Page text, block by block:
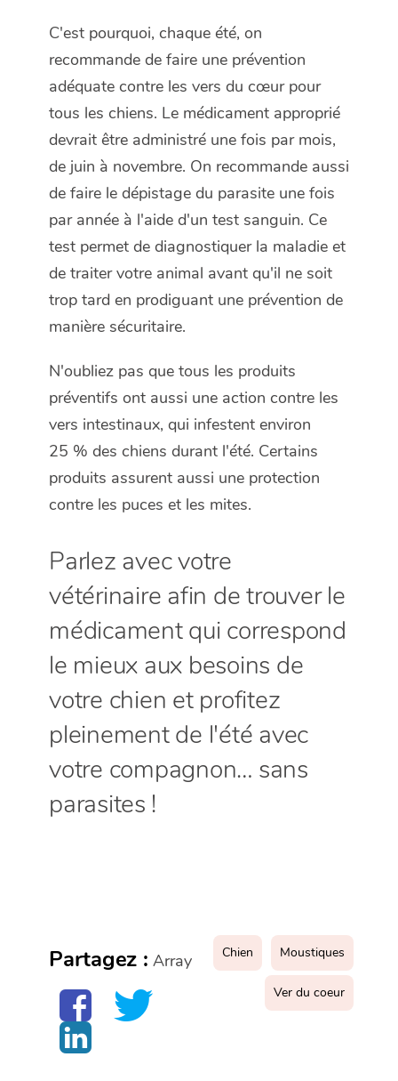
C'est pourquoi, chaque été, on
recommande de faire une prévention
adéquate contre les vers du cœur pour
tous les chiens. Le médicament approprié
devrait être administré une fois par mois,
de juin à novembre. On recommande aussi
de faire le dépistage du parasite une fois
par année à l'aide d'un test sanguin. Ce
test permet de diagnostiquer la maladie et
de traiter votre animal avant qu'il ne soit
trop tard en prodiguant une prévention de
manière sécuritaire.
N'oubliez pas que tous les produits
préventifs ont aussi une action contre les
vers intestinaux, qui infestent environ
25 % des chiens durant l'été. Certains
produits assurent aussi une protection
contre les puces et les mites.
Parlez avec votre
vétérinaire afin de trouver le
médicament qui correspond
le mieux aux besoins de
votre chien et profitez
pleinement de l'été avec
votre compagnon… sans
parasites !
Partagez : Array Chien Moustiques
Ver du coeur